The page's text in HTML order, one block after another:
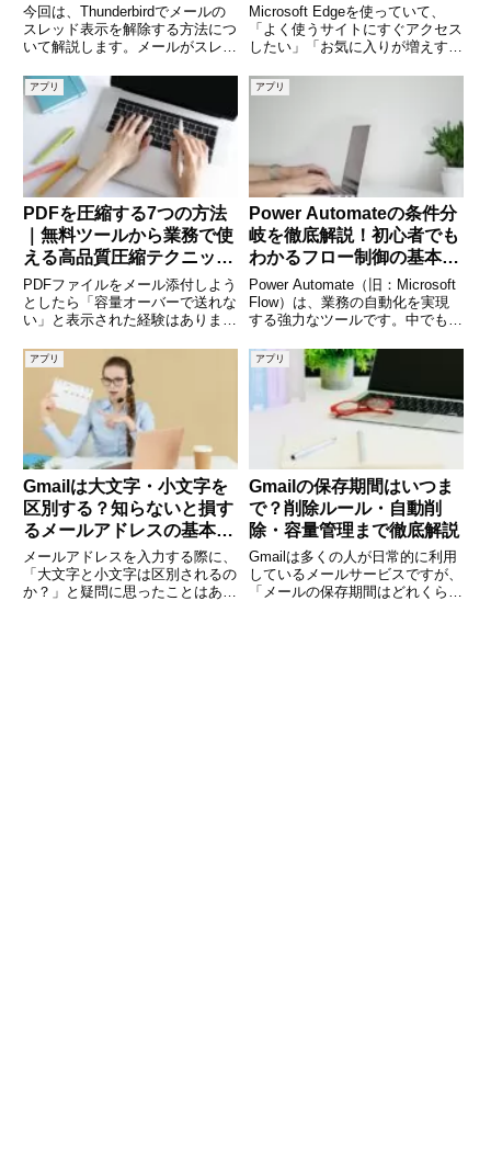
今回は、Thunderbirdでメールの
スレッド表示を解除する方法につ
いて解説します。メールがスレッ
あると思います。スレッド表記は
下記画像のように、同じ件名の場
合まとめらる状態です。件名の最
初に「>」が付きます
表示時の対処法まで徹底解
説
Microsoft Edgeを使っていて、
「よく使うサイトにすぐアクセス
したい」「お気に入りが増えすぎ
ありませんか。そんな悩みを解決
してくれるのが「お気に入りバ
ー」です。お気に入りバーを正し
く表示・設定すること
アプリ
PDFを圧縮する7つの方法
｜無料ツールから業務で使
える高品質圧縮テクニック
まで徹底解説
PDFファイルをメール添付しよう
としたら「容量オーバーで送れな
い」と表示された経験はありませ
一気にサイズが大きくなり、共有
の妨げになることがあります。そ
こで便利なのが“PDF圧縮”。専用
ツールを使えば、画質を
アプリ
Power Automateの条件分
岐を徹底解説！初心者でも
わかるフロー制御の基本と
応用
Power Automate（旧：Microsoft
Flow）は、業務の自動化を実現
する強力なツールです。中でも
ローの中で「もし〜なら〜する」
といった論理的な判断を行うため
に不可欠な機能です。この記事で
は、P
アプリ
Gmailは大文字・小文字を
区別する？知らないと損す
るメールアドレスの基本知
識
メールアドレスを入力する際に、
「大文字と小文字は区別されるの
か？」と疑問に思ったことはあり
アプリ
Gmailの保存期間はいつま
で？削除ルール・自動削
除・容量管理まで徹底解説
Gmailは多くの人が日常的に利用
しているメールサービスですが、
「メールの保存期間はどれくらい